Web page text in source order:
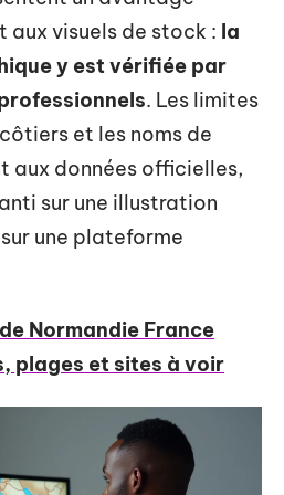
visuels de stock : la
y est vérifiée par
. Les limites
et les noms de
aux données officielles,
sur une illustration
une plateforme
Normandie France
plages et sites à voir